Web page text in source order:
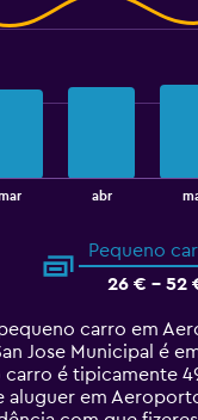
abr
Pequeno
26 € - 52
carro em
Jose Municipal é
é tipicamente
em